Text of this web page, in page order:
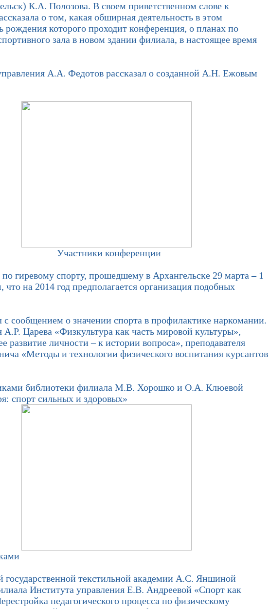
К.А. Полозова. В своем приветственном слове к
о том, какая обширная деятельность в этом
которого проходит конференция, о планах по
зала в новом здании филиала, в настоящее время
А.А. Федотов рассказал о созданной А.Н. Ежовым
Участники конференции
спорту, прошедшему в Архангельске 29 марта – 1
на 2014 год предполагается организация подобных
о значении спорта в профилактике наркомании.
Царева «Физкультура как часть мировой культуры»,
личности – к истории вопроса», преподавателя
«Методы и технологии физического воспитания курсантов
библиотеки филиала М.В. Хорошко и О.А. Клюевой
спорт сильных и здоровых»
текстильной академии А.С. Яншиной
Института управления Е.В. Андреевой «Спорт как
педагогического процесса по физическому